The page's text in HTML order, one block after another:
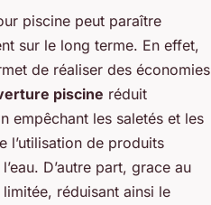
piscine peut paraître
sur le long terme. En effet,
de réaliser des économies
piscine réduit
empêchant les saletés et les
l’utilisation de produits
D’autre part, grace au
réduisant ainsi le